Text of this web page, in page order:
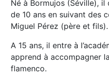
Né à Bormujos (Séville), il
de 10 ans en suivant des
Miguel Pérez (père et fils).
A 15 ans, il entre à
apprend à accompagner
flamenco.